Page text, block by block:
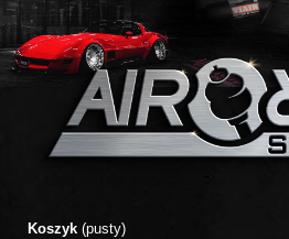
Koszyk (pusty)